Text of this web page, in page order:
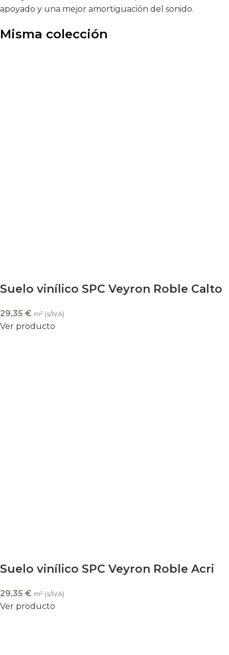
apoyado y una mejor amortiguación del sonido.
Misma colección
Suelo vinílico SPC Veyron Roble Calto
29,35 € m² (s/IVA)
Ver producto
Suelo vinílico SPC Veyron Roble Acri
29,35 € m² (s/IVA)
Ver producto